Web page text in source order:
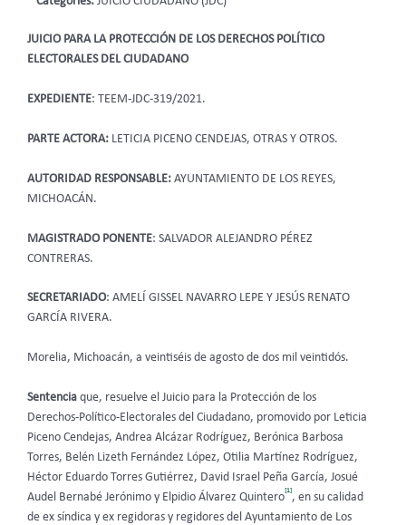
JUICIO PARA LA PROTECCIÓN DE LOS DERECHOS POLÍTICO
ELECTORALES DEL CIUDADANO
EXPEDIENTE: TEEM-JDC-319/2021.
PARTE ACTORA: LETICIA PICENO CENDEJAS, OTRAS Y OTROS.
AUTORIDAD RESPONSABLE: AYUNTAMIENTO DE LOS REYES,
MICHOACÁN.
MAGISTRADO PONENTE: SALVADOR ALEJANDRO PÉREZ
CONTRERAS.
SECRETARIADO: AMELÍ GISSEL NAVARRO LEPE Y JESÚS RENATO
GARCÍA RIVERA.
Morelia, Michoacán, a veintiséis de agosto de dos mil veintidós.
Sentencia que, resuelve el Juicio para la Protección de los
Derechos-Político-Electorales del Ciudadano, promovido por Leticia
Piceno Cendejas, Andrea Alcázar Rodríguez, Berónica Barbosa
Torres, Belén Lizeth Fernández López, Otilia Martínez Rodríguez,
Héctor Eduardo Torres Gutiérrez, David Israel Peña García, Josué
Audel Bernabé Jerónimo y Elpidio Álvarez Quintero
[1]
, en su calidad
de ex síndica y ex regidoras y regidores del Ayuntamiento de Los